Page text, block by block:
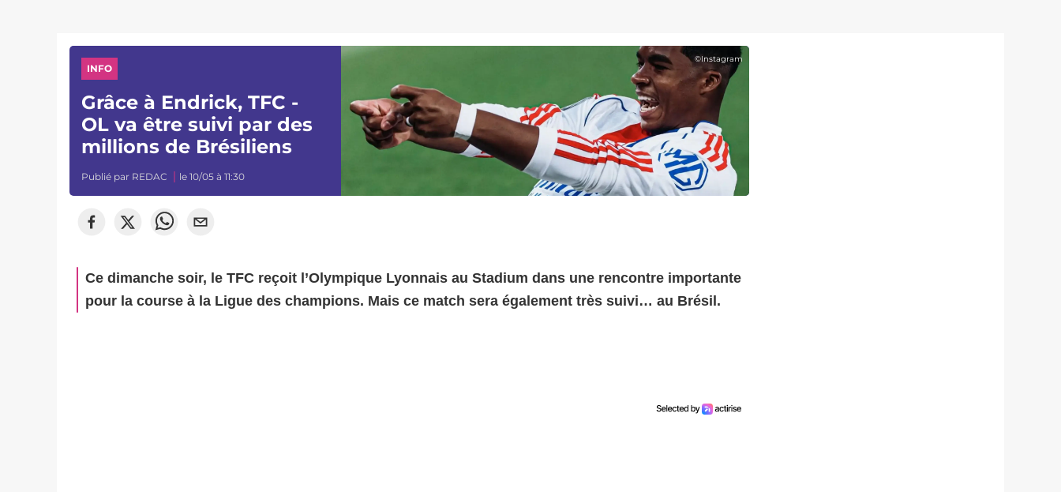
©Instagram
INFO
Grâce à Endrick, TFC -
OL va être suivi par des
millions de Brésiliens
Publié par REDAC le 10/05 à 11:30
Ce dimanche soir, le TFC reçoit l’Olympique Lyonnais au Stadium dans une rencontre importante
pour la course à la Ligue des champions. Mais ce match sera également très suivi… au Brésil.